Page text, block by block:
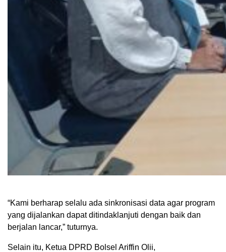
“Kami berharap selalu ada sinkronisasi data agar program
yang dijalankan dapat ditindaklanjuti dengan baik dan
berjalan lancar,” tuturnya.
Selain itu, Ketua DPRD Bolsel Ariffin Olii,